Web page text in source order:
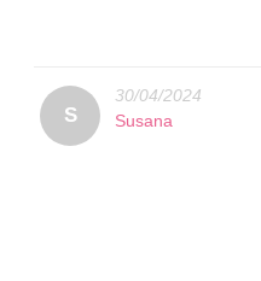
S
30/04/2024
Susana